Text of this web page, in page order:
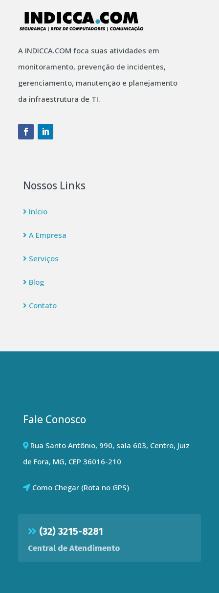
A INDICCA.COM foca suas atividades em
monitoramento, prevenção de incidentes,
gerenciamento, manutenção e planejamento
da infraestrutura de TI.
Nossos Links
Início
A Empresa
Serviços
Blog
Contato
Fale Conosco
Rua Santo Antônio, 990, sala 603, Centro, Juiz
de Fora, MG, CEP 36016-210
Como Chegar (Rota no GPS)
(32) 3215-8281
Central de Atendimento